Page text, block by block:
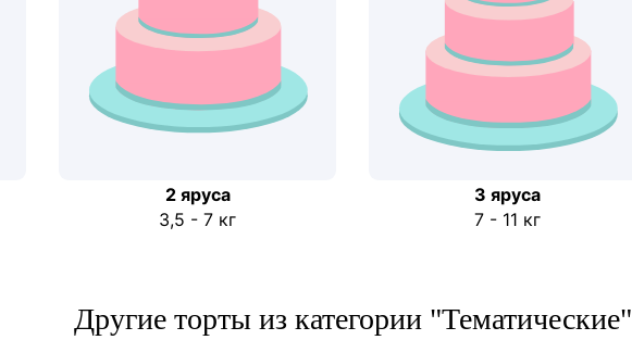
2 ярусa
3,5 - 7 кг
3 яруса
7 - 11 кг
Другие торты из категории "Тематические"